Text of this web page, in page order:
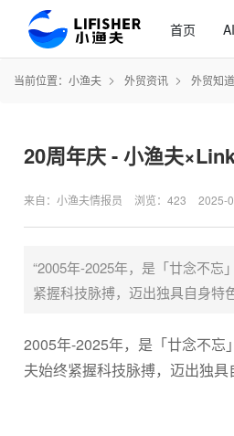
首页
当前位置： 小渔夫 外贸资讯 外贸知道
20周年庆 - 小渔夫
来自：小渔夫情报员 浏览：423 2025-
“2005年-2025年，是「廿念不
紧握科技脉搏，迈出独具自身
2005年-2025年，是「廿念不忘
夫始终紧握科技脉搏，迈出独